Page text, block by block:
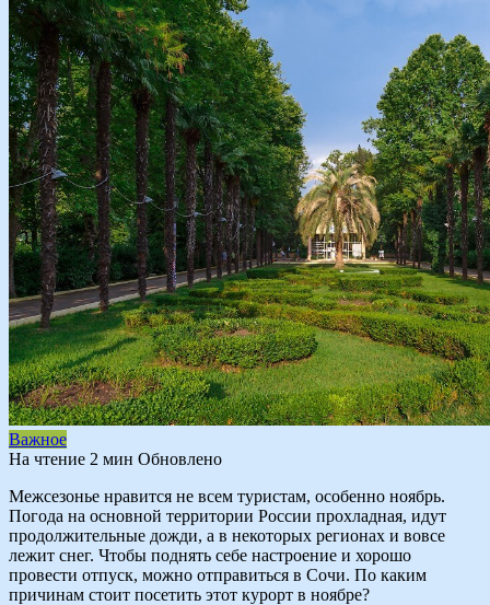
Важное
На чтение 2 мин Обновлено
Межсезонье нравится не всем туристам, особенно ноябрь.
Погода на основной территории России прохладная, идут
продолжительные дожди, а в некоторых регионах и вовсе
лежит снег. Чтобы поднять себе настроение и хорошо
провести отпуск, можно отправиться в Сочи. По каким
причинам стоит посетить этот курорт в ноябре?